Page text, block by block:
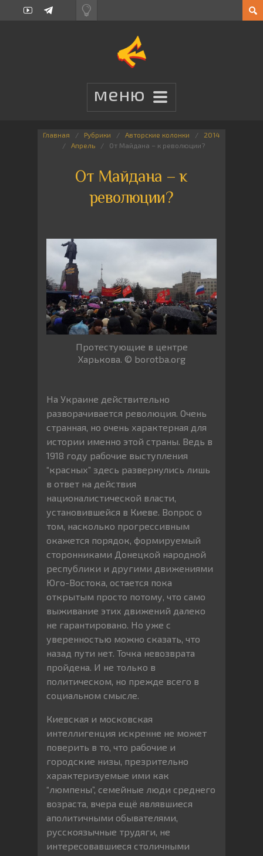
Главная Рубрики Авторские колонки
2014
Апрель
От Майдана – к революции?
От Майдана – к
революции?
Протестующие в центре
Харькова. © borotba.org
На Украине действительно
разворачивается революция. Очень
странная, но очень характерная для
истории именно этой страны. Ведь в
1918 году рабочие выступления
“красных” здесь развернулись лишь
в ответ на действия
националистической власти,
установившейся в Киеве. Вопрос о
том, насколько прогрессивным
окажется порядок, формируемый
сторонниками Донецкой народной
республики и другими движениями
Юго-Востока, остается пока
открытым просто потому, что само
выживание этих движений далеко
не гарантировано. Но уже с
уверенностью можно сказать, что
назад пути нет. Точка невозврата
пройдена. И не только в
политическом, но прежде всего в
социальном смысле.
Киевская и московская
интеллигенция искренне не может
поверить в то, что рабочие и
городские низы, презрительно
характеризуемые ими как
“люмпены”, семейные люди среднего
возраста, вчера ещё являвшиеся
аполитичными обывателями,
русскоязычные трудяги, не
интересовавшиеся столичными